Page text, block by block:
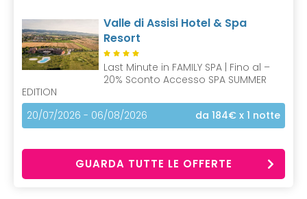
Valle di Assisi Hotel & Spa
Resort
Last Minute in FAMILY SPA | Fino al –
20% Sconto Accesso SPA SUMMER
EDITION
20/07/2026 - 06/08/2026
da 184€ x 1 notte
GUARDA TUTTE LE OFFERTE